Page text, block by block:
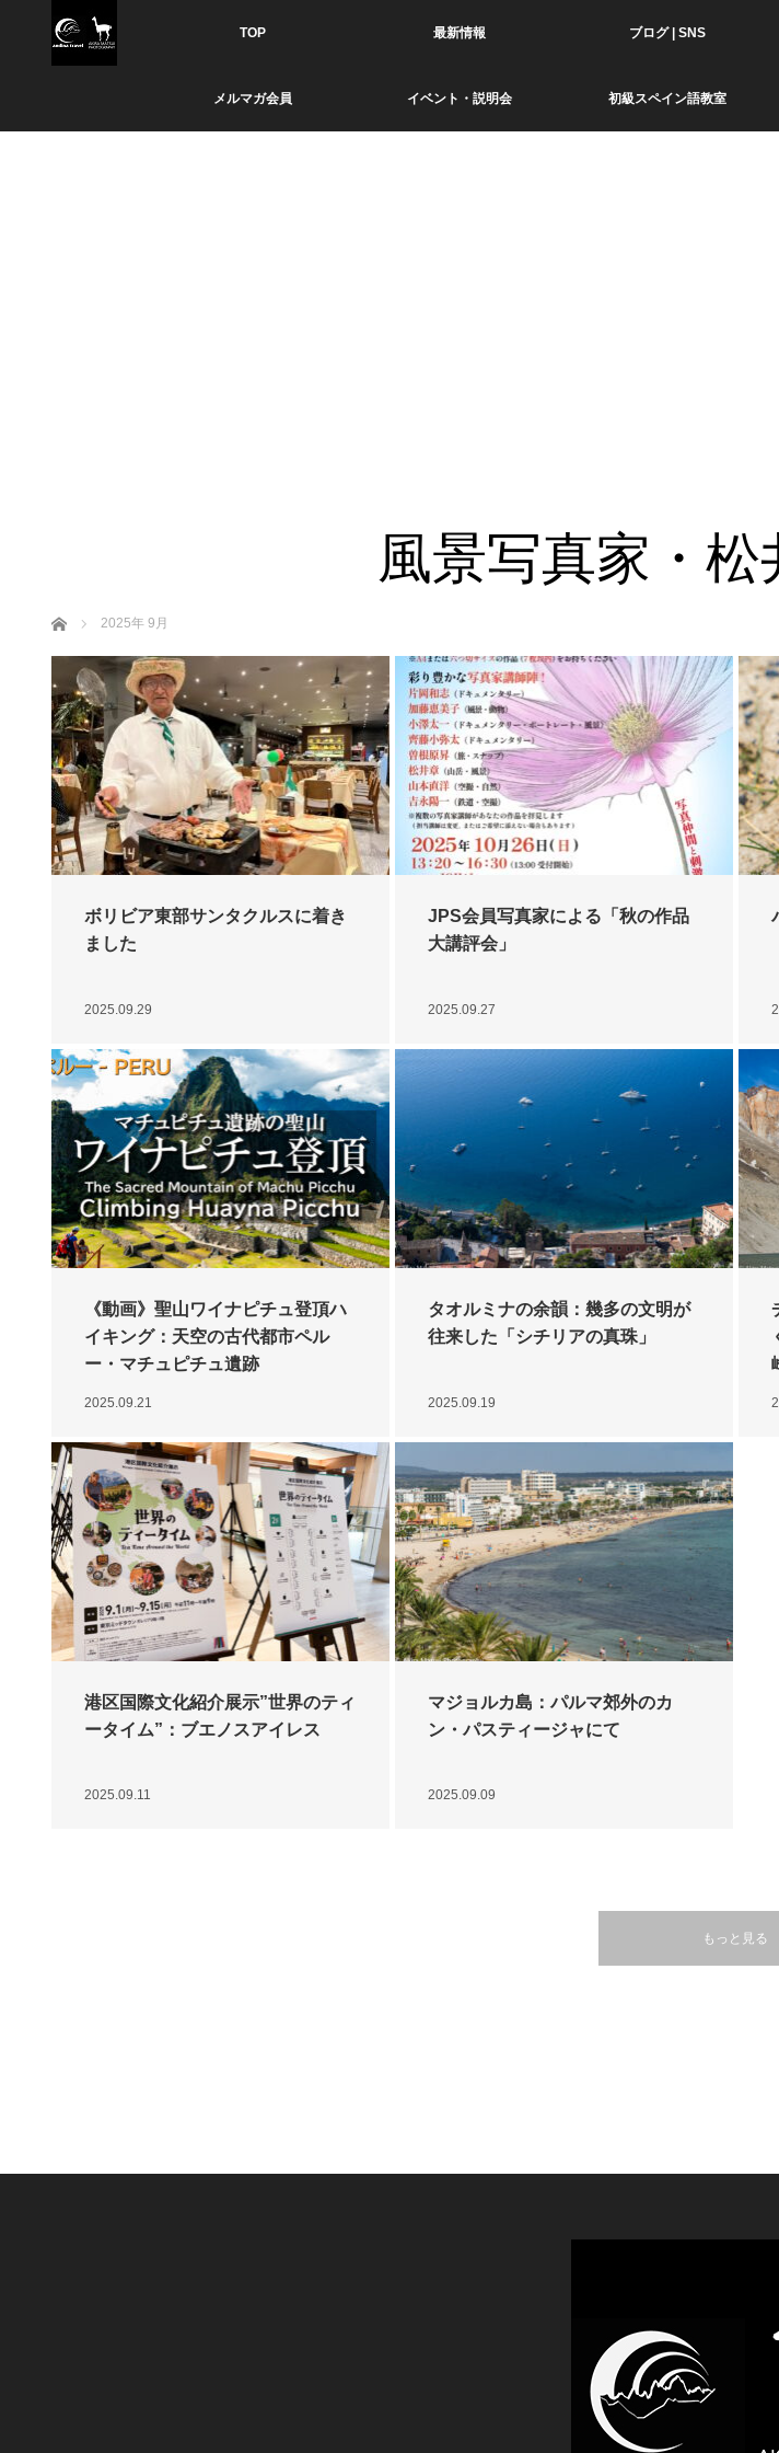
TOP 最新情報 ブログ | SNS
メルマガ会員 イベント・説明会 初級スペイン語教室
風景写真家・
ホーム 2025年 9月
ボリビア東部サンタクルスに着き
ました
2025.09.29
JPS会員写真家による「秋の作品
大講評会」
2025.09.27
《動画》聖山ワイナピチュ登頂ハ
イキング：天空の古代都市ペル
ー・マチュピチュ遺跡
2025.09.21
タオルミナの余韻：幾多の文明が
往来した「シチリアの真珠」
2025.09.19
港区国際文化紹介展示”世界のティ
ータイム”：ブエノスアイレス
2025.09.11
マジョルカ島：パルマ郊外のカ
ン・パスティージャにて
2025.09.09
もっと見る